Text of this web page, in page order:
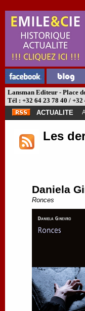
Lansman Editeur - Place
Tél : +32 64 23 78 40 /
ACTUALITE
Les
Daniela
Ronces